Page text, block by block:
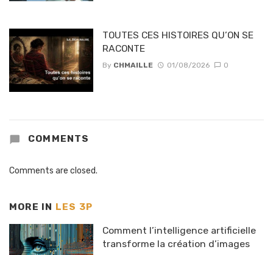
TOUTES CES HISTOIRES QU’ON SE
RACONTE
By CHMAILLE 01/08/2026 0
COMMENTS
Comments are closed.
MORE IN LES 3P
Comment l’intelligence artificielle
transforme la création d’images